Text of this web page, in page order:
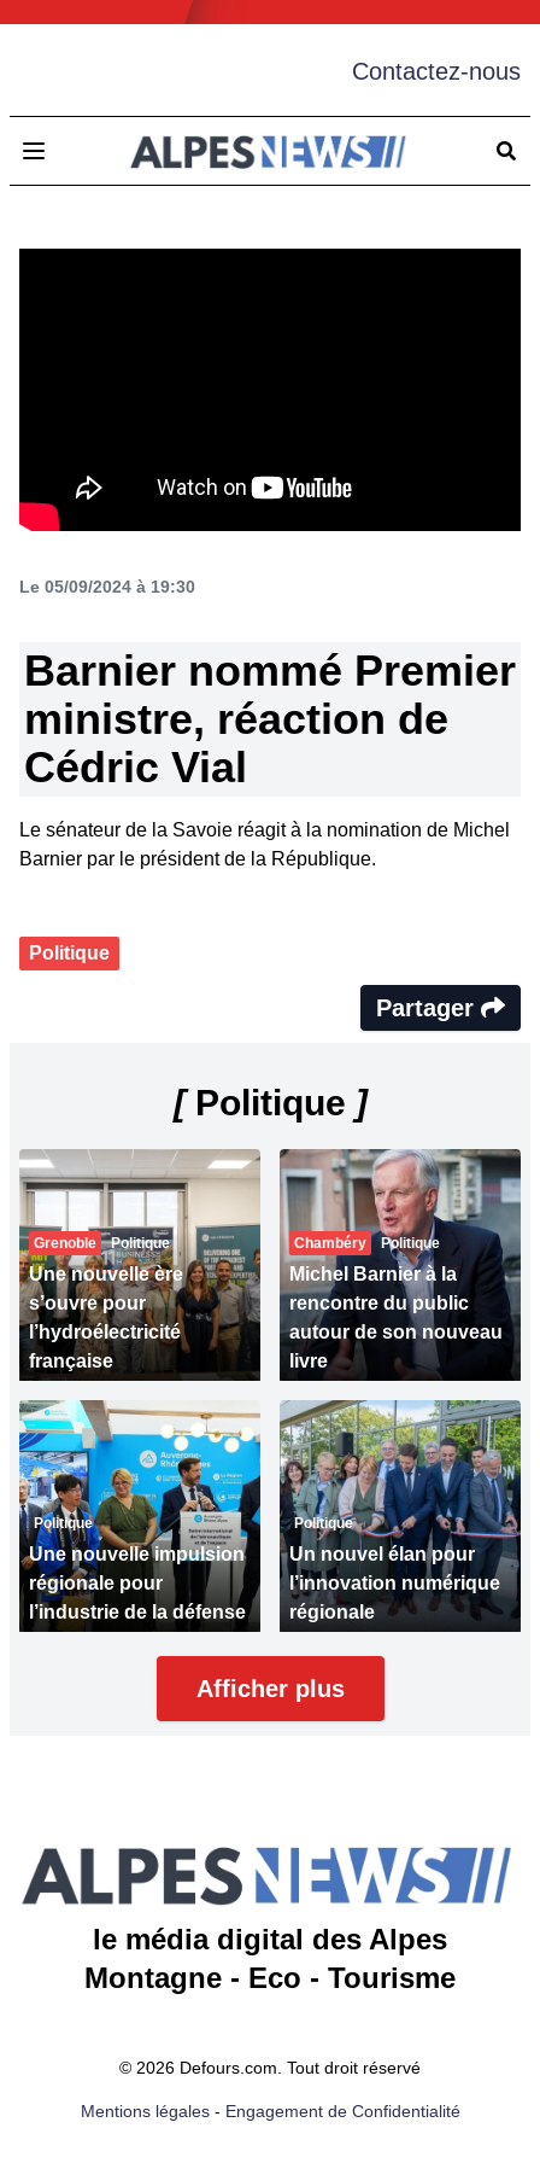
Contactez-nous
Open main menu
Le 05/09/2024 à 19:30
Barnier nommé Premier
ministre, réaction de
Cédric Vial
Le sénateur de la Savoie réagit à la nomination de Michel
Barnier par le président de la République.
Politique
Partager
[Politique ]
Grenoble Politique
Une nouvelle ère
s’ouvre pour
l’hydroélectricité
française
Chambéry Politique
Michel Barnier à la
rencontre du public
autour de son nouveau
livre
Politique
Une nouvelle impulsion
régionale pour
l’industrie de la défense
Politique
Un nouvel élan pour
l’innovation numérique
régionale
Afficher plus
le média digital des Alpes
Montagne - Eco - Tourisme
© 2026 Defours.com. Tout droit réservé
Mentions légales- Engagement de Confidentialité